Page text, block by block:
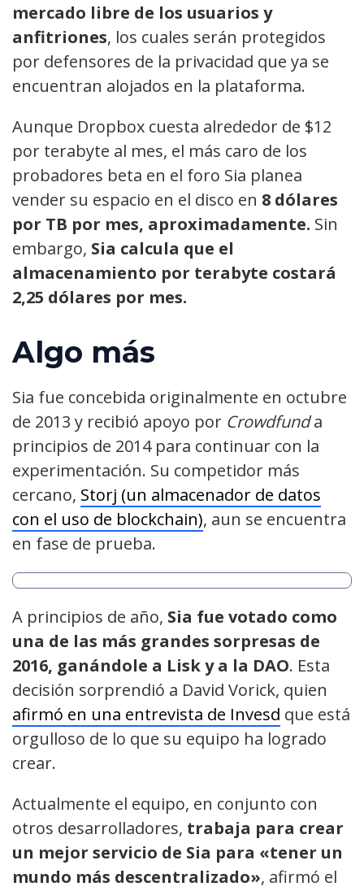
mercado libre de los usuarios y
anfitriones, los cuales serán protegidos
por defensores de la privacidad que ya se
encuentran alojados en la plataforma.
Aunque Dropbox cuesta alrededor de $12
por terabyte al mes, el más caro de los
probadores beta en el foro Sia planea
vender su espacio en el disco en 8 dólares
por TB por mes, aproximadamente. Sin
embargo, Sia calcula que el
almacenamiento por terabyte costará
2,25 dólares por mes.
Algo más
Sia fue concebida originalmente en octubre
de 2013 y recibió apoyo por Crowdfunda
principios de 2014 para continuar con la
experimentación. Su competidor más
cercano, Storj (un almacenador de datos
con el uso de blockchain), aun se encuentra
en fase de prueba.
A principios de año, Sia fue votado como
una de las más grandes sorpresas de
2016, ganándole a Lisk y a la DAO. Esta
decisión sorprendió a David Vorick, quien
afirmó en una entrevista de Invesd que está
orgulloso de lo que su equipo ha logrado
crear.
Actualmente el equipo, en conjunto con
otros desarrolladores, trabaja para crear
un mejor servicio de Sia para «tener un
mundo más descentralizado», afirmó el